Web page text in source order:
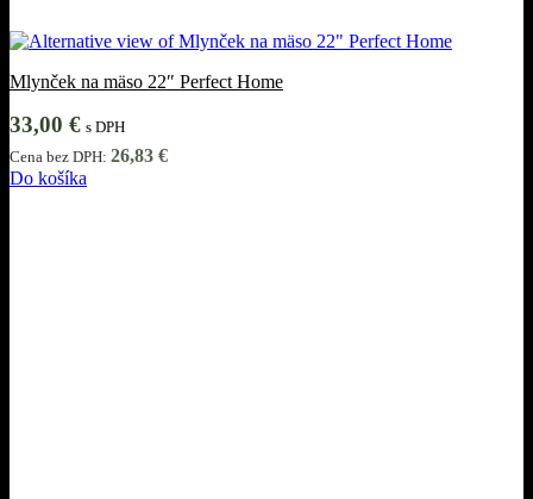
Mlynček na mäso 22″ Perfect Home
33,00 € s DPH
Cena bez DPH: 26,83 €
Do košíka